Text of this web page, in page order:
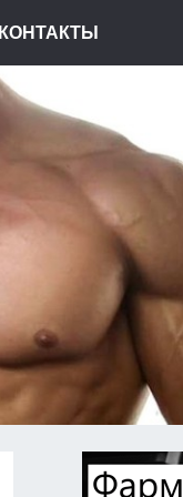
КОНТАКТЫ